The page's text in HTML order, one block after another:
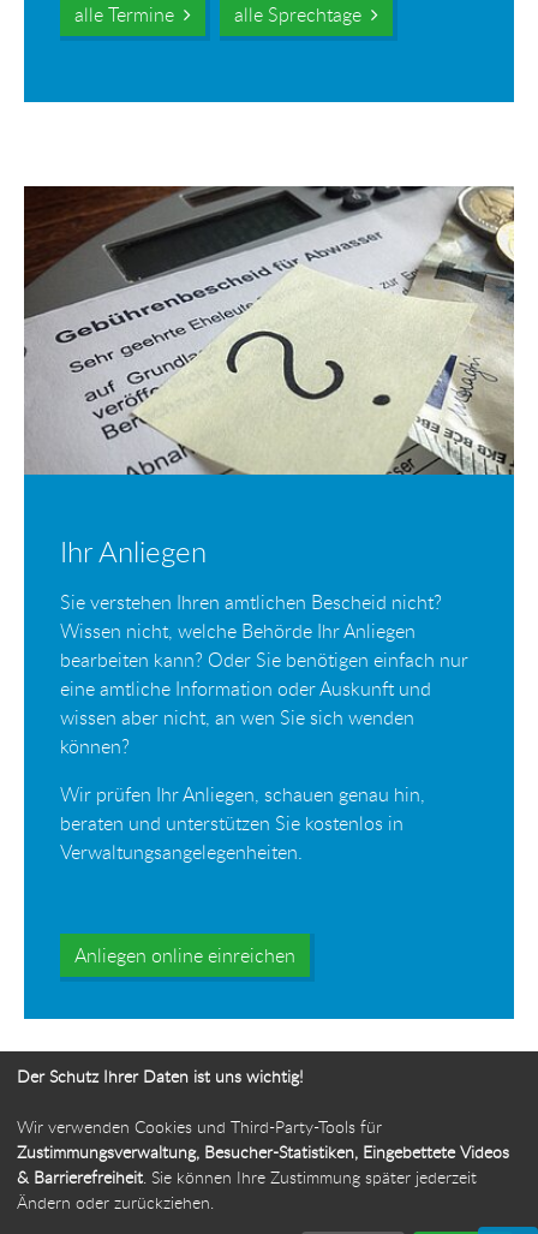
alle Termine alle Sprechtage
Ihr Anliegen
Sie verstehen Ihren amtlichen Bescheid nicht?
Wissen nicht, welche Behörde Ihr Anliegen
bearbeiten kann? Oder Sie benötigen einfach nur
eine amtliche Information oder Auskunft und
wissen aber nicht, an wen Sie sich wenden
können?
Wir prüfen Ihr Anliegen, schauen genau hin,
beraten und unterstützen Sie kostenlos in
Verwaltungsangelegenheiten.
Anliegen online einreichen
Ihr Weg zur Bürgerbeauftragten
Der Schutz Ihrer Daten ist uns wichtig!
Wir verwenden Cookies und Third-Party-Tools für
Zustimmungsverwaltung, Besucher-Statistiken, Eingebettete Videos
& Barrierefreiheit. Sie können Ihre Zustimmung später jederzeit
Ändern oder zurückziehen.